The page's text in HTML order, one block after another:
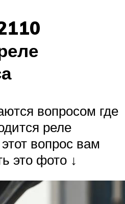
вопросом где
реле
вопрос вам
это фото ↓